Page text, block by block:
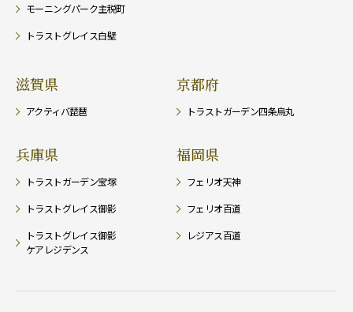
モーニングパーク主税町
トラストグレイス白壁
滋賀県
アクティバ琵琶
京都府
トラストガーデン四条烏丸
兵庫県
トラストガーデン宝塚
トラストグレイス御影
トラストグレイス御影
ケアレジデンス
福岡県
フェリオ天神
フェリオ百道
レジアス百道